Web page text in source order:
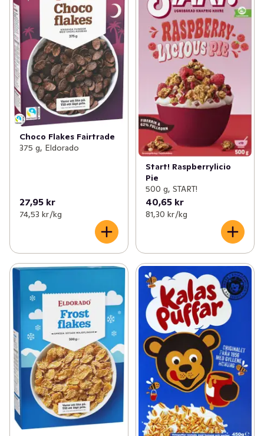
Choco Flakes Fairtrade
375 g, Eldorado
27,95 kr
74,53 kr /kg
Start! Raspberrylicio
Pie
500 g, START!
40,65 kr
81,30 kr /kg